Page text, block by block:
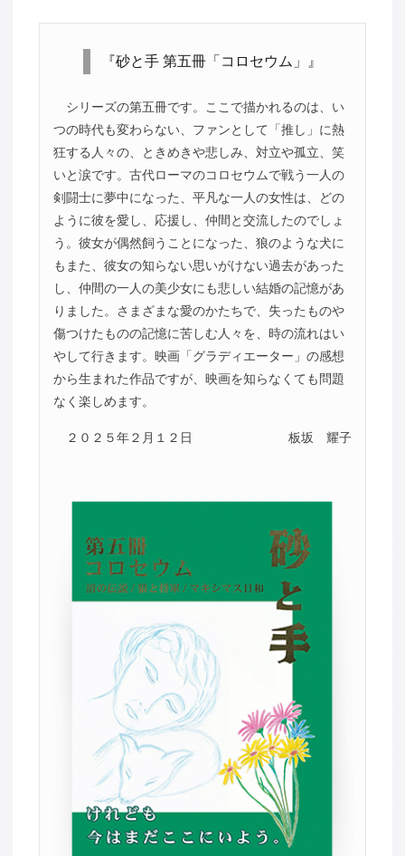
『砂と手 第五冊「コロセウム」』
シリーズの第五冊です。ここで描かれるのは、い
つの時代も変わらない、ファンとして「推し」に熱
狂する人々の、ときめきや悲しみ、対立や孤立、笑
いと涙です。古代ローマのコロセウムで戦う一人の
剣闘士に夢中になった、平凡な一人の女性は、どの
ように彼を愛し、応援し、仲間と交流したのでしょ
う。彼女が偶然飼うことになった、狼のような犬に
もまた、彼女の知らない思いがけない過去があった
し、仲間の一人の美少女にも悲しい結婚の記憶があ
りました。さまざまな愛のかたちで、失ったものや
傷つけたものの記憶に苦しむ人々を、時の流れはい
やして行きます。映画「グラディエーター」の感想
から生まれた作品ですが、映画を知らなくても問題
なく楽しめます。
２０２５年２月１２日 板坂 耀子